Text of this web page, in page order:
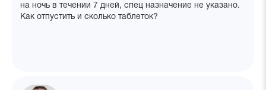
на ночь в течении 7 дней, спец назначение не указано.
Как отпустить и сколько таблеток?